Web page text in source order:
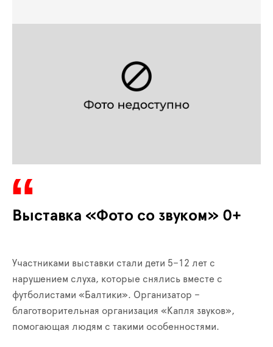
Выставка «Фото со звуком» 0+
Участниками выставки стали дети 5–12 лет с
нарушением слуха, которые снялись вместе с
футболистами «Балтики». Организатор –
благотворительная организация «Капля звуков»,
помогающая людям с такими особенностями.